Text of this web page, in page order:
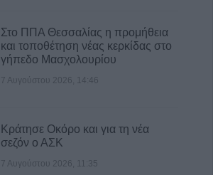
Στο ΠΠΑ Θεσσαλίας η προμήθεια
και τοποθέτηση νέας κερκίδας στο
γήπεδο Μασχολουρίου
7 Αυγούστου 2026, 14:46
Κράτησε Οκόρο και για τη νέα
σεζόν ο ΑΣΚ
7 Αυγούστου 2026, 11:35